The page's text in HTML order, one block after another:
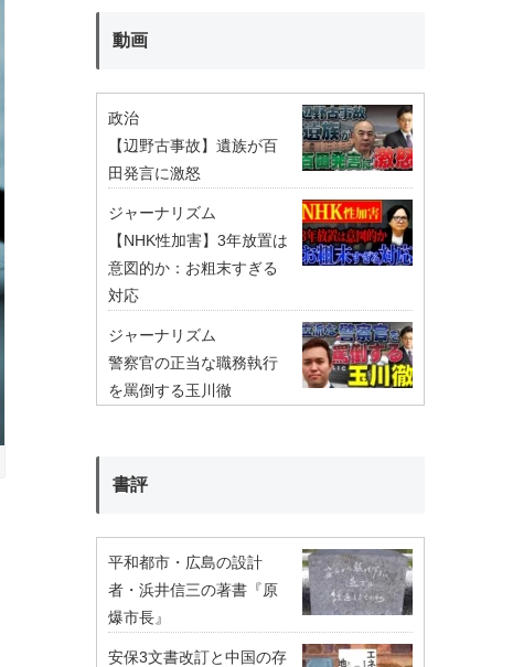
動画
政治
【辺野古事故】遺族が百
田発言に激怒
ジャーナリズム
【NHK性加害】3年放置は
意図的か：お粗末すぎる
対応
ジャーナリズム
警察官の正当な職務執行
を罵倒する玉川徹
書評
平和都市・広島の設計
者・浜井信三の著書『原
爆市長』
安保3文書改訂と中国の存